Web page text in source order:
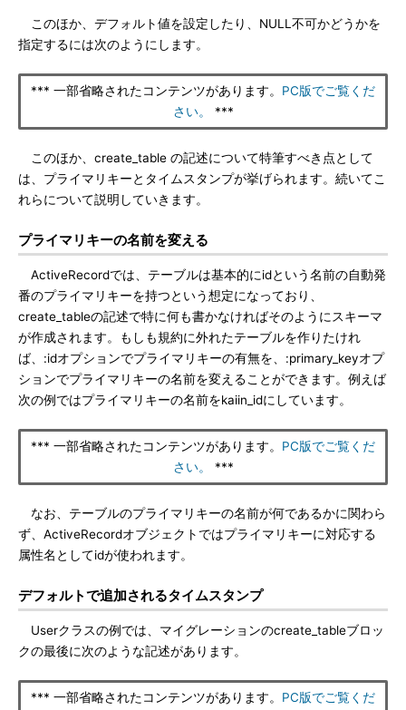
このほか、デフォルト値を設定したり、NULL不可かどうかを
指定するには次のようにします。
*** 一部省略されたコンテンツがあります。 PC版でご覧くだ
さい。
***
このほか、create_table の記述について特筆すべき点として
は、プライマリキーとタイムスタンプが挙げられます。続いてこ
れらについて説明していきます。
プライマリキーの名前を変える
ActiveRecordでは、テーブルは基本的にidという名前の自動発
番のプライマリキーを持つという想定になっており、
create_tableの記述で特に何も書かなければそのようにスキーマ
が作成されます。もしも規約に外れたテーブルを作りたけれ
ば、:idオプションでプライマリキーの有無を、:primary_keyオプ
ションでプライマリキーの名前を変えることができます。例えば
次の例ではプライマリキーの名前をkaiin_idにしています。
*** 一部省略されたコンテンツがあります。 PC版でご覧くだ
さい。
***
なお、テーブルのプライマリキーの名前が何であるかに関わら
ず、ActiveRecordオブジェクトではプライマリキーに対応する
属性名としてidが使われます。
デフォルトで追加されるタイムスタンプ
Userクラスの例では、マイグレーションのcreate_tableブロッ
クの最後に次のような記述があります。
*** 一部省略されたコンテンツがあります。 PC版でご覧くだ